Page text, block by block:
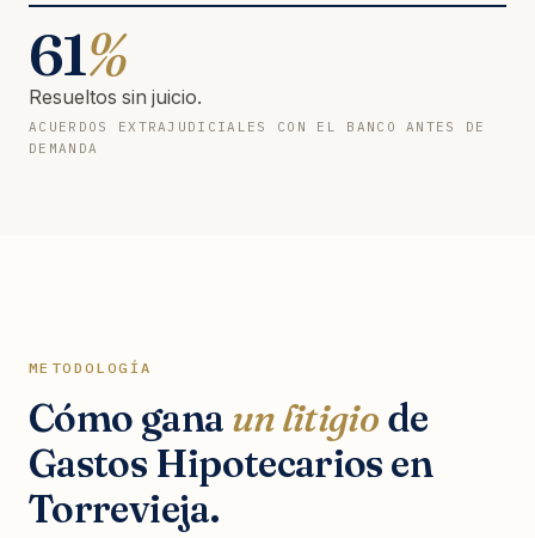
61%
Resueltos sin juicio.
ACUERDOS EXTRAJUDICIALES CON EL BANCO ANTES DE
DEMANDA
METODOLOGÍA
Cómo gana un litigio de
Gastos Hipotecarios en
Torrevieja.